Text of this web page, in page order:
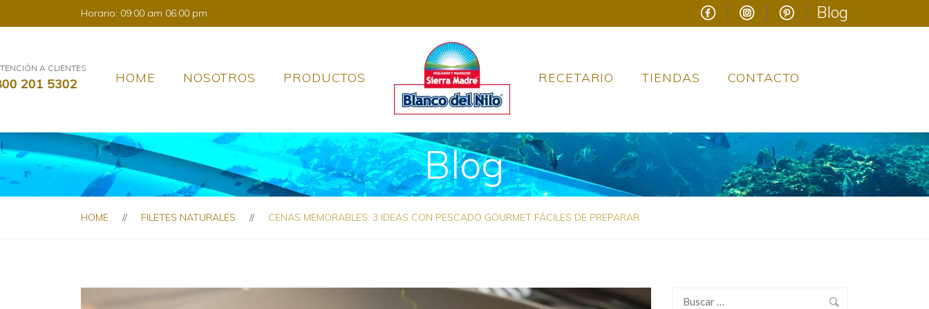
Horario: 09:00 am 06:00 pm Blog
A CLIENTES
201 5302 HOME NOSOTROS PRODUCTOS RECETARIO TIENDAS CONTACTO
Blog
HOME FILETES NATURALES CENAS MEMORABLES: 3 IDEAS CON PESCADO GOURMET FÁCILES DE PREPARAR
Buscar: